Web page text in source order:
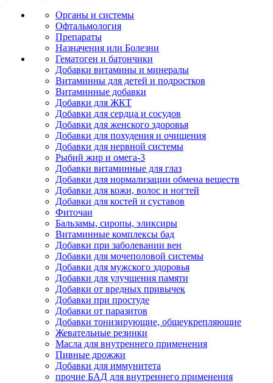
Органы и системы
Офтальмология
Препараты
Назначения или Болезни
Гематоген и батончики
Добавки витамины и минералы
Витаминны для детей и подростков
Витаминные добавки
Добавки для ЖКТ
Добавки для сердца и сосудов
Добавки для женского здоровья
Добавки для похудения и очищения
Добавки для нервной системы
Рыбий жир и омега-3
Добавки витаминные для глаз
Добавки для нормализации обмена веществ
Добавки для кожи, волос и ногтей
Добавки для костей и суставов
Фиточаи
Бальзамы, сиропы, эликсиры
Витаминные комплексы бад
Добавки при заболевании вен
Добавки для мочеполовой системы
Добавки для мужского здоровья
Добавки для улучшения памяти
Добавки от вредных привычек
Добавки при простуде
Добавки от паразитов
Добавки тонизирующие, общеукрепляющие
Жевательные резинки
Масла для внутреннего применения
Пивные дрожжи
Добавки для иммунитета
прочие БАД для внутреннего применения